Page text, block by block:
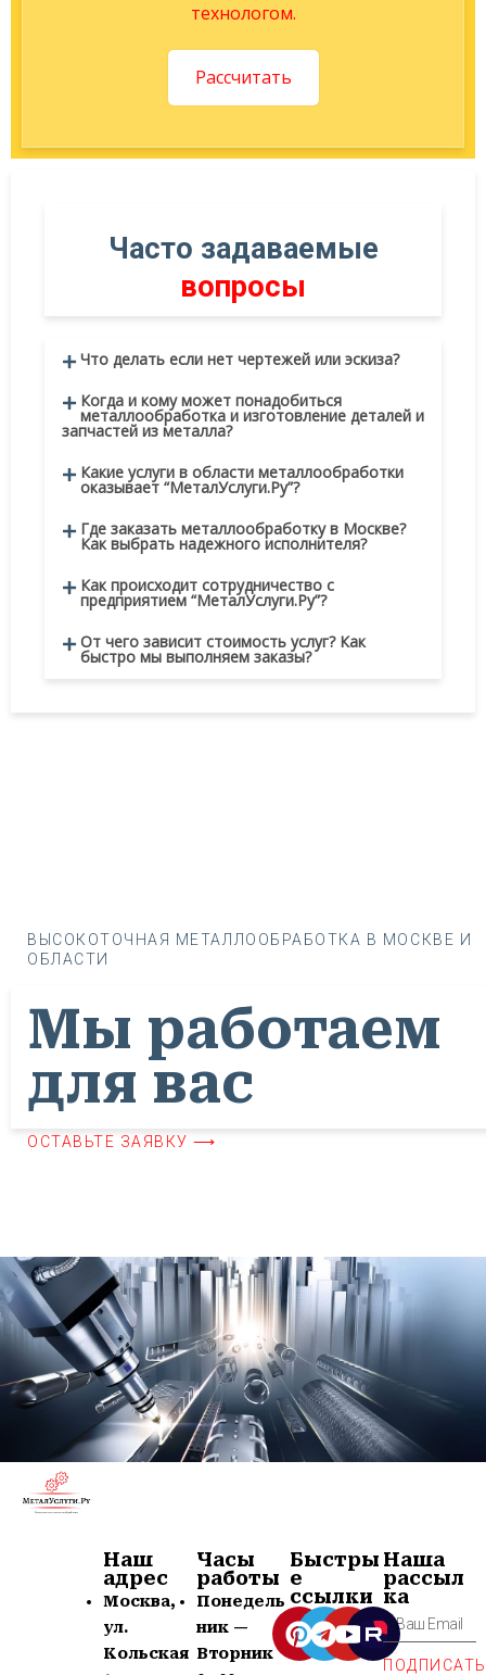
технологом.
Рассчитать
Часто задаваемые
вопросы
Что делать если нет чертежей или эскиза?
Когда и кому может понадобиться
металлообработка и изготовление деталей и
запчастей из металла?
Какие услуги в области металлообработки
оказывает “МеталУслуги.Ру”?
Где заказать металлообработку в Москве?
Как выбрать надежного исполнителя?
Как происходит сотрудничество с
предприятием “МеталУслуги.Ру”?
От чего зависит стоимость услуг? Как
быстро мы выполняем заказы?
ВЫСОКОТОЧНАЯ МЕТАЛЛООБРАБОТКА В МОСКВЕ И
ОБЛАСТИ
Мы работаем
для вас
ОСТАВЬТЕ ЗАЯВКУ ⟶
Наш
адрес
Москва,
ул.
Кольская
Часы
работы
Понедель
ник —
Вторник
Быстры
е
ссылки
Наша
рассыл
ка